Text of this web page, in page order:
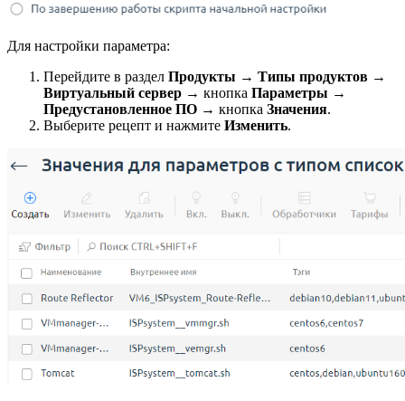
Для настройки параметра:
Перейдите в раздел Продукты → Типы продуктов →
Виртуальный сервер → кнопка Параметры →
Предустановленное ПО → кнопка Значения.
Выберите рецепт и нажмите Изменить.